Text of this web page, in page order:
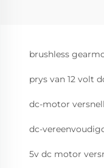
brushless
prys van 12 volt
dc-motor
dc-
5v dc motor